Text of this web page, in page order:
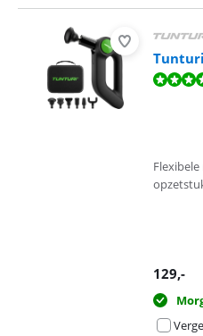
Tunturi
Beoordeling is 9,7 van de 10,
129,-